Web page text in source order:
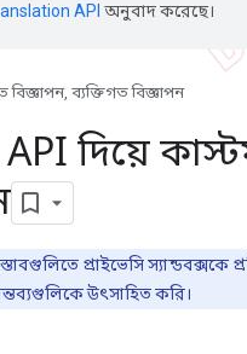
API অনুবাদ করেছে।
বিজ্ঞাপন, ব্যক্তিগত বিজ্ঞাপন
API দিয়ে
প্রাইভেসি
উৎসাহিত করি।